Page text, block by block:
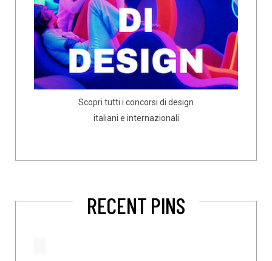
Scopri tutti i concorsi di design
italiani e internazionali
RECENT PINS